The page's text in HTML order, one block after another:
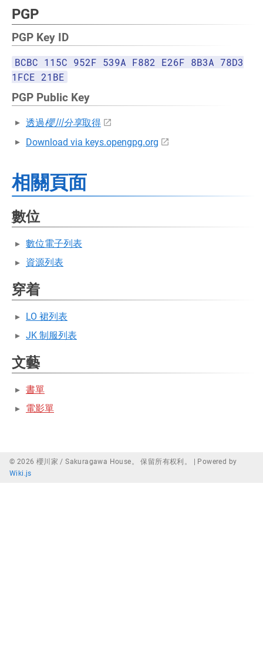
PGP
PGP Key ID
BCBC 115C 952F 539A F882 E26F 8B3A 78D3
1FCE 21BE
PGP Public Key
透過櫻川分享取得
Download via keys.opengpg.org
相關頁面
數位
數位電子列表
資源列表
穿着
LO 裙列表
JK 制服列表
文藝
書單
電影單
© 2026 櫻川家 / Sakuragawa House。 保留所有权利。 |
Powered by
Wiki.js